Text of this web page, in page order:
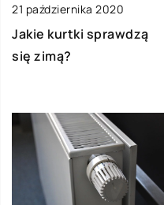
21 października 2020
Jakie kurtki sprawdzą
się zimą?